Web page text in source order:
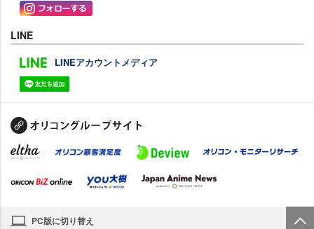
LINE
LINEアカウントメディア
PC版に切り替え